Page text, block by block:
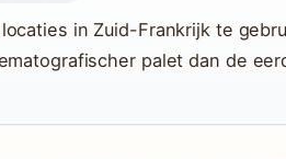
in Zuid-Frankrijk te
palet dan de